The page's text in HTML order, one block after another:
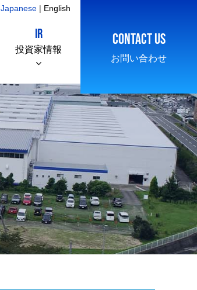
Japanese | English
IR
投資家情報
CONTACT US
お問い合わせ